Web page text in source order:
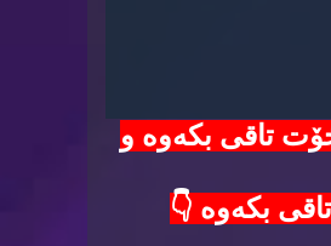
شانسی خۆت تاقی بکەوە و